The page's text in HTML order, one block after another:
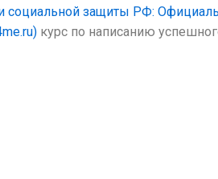
социальной защиты РФ:
курс по написанию